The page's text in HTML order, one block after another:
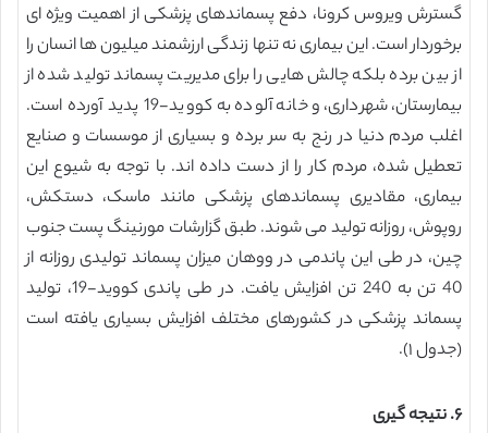
گسترش ویروس کرونا، دفع پسماندهای پزشکی از اهمیت ویژه ای
برخوردار است. این بیماری نه تنها زندگی ارزشمند میلیون ها انسان را
از بین برده بلکه چالش هایی را برای مدیریت پسماند تولید شده از
بیمارستان، شهرداری، و خانه آلوده به کووید-19 پدید آورده است.
اغلب مردم دنیا در رنج به سر برده و بسیاری از موسسات و صنایع
تعطیل شده، مردم کار را از دست داده اند. با توجه به شیوع این
بیماری، مقادیری پسماندهای پزشکی مانند ماسک، دستکش،
روپوش، روزانه تولید می شوند. طبق گزارشات مورنینگ پست جنوب
چین، در طی این پاندمی در ووهان میزان پسماند تولیدی روزانه از
40 تن به 240 تن افزایش یافت. در طی پاندی کووید-19، تولید
پسماند پزشکی در کشورهای مختلف افزایش بسیاری یافته است
(جدول ۱).
۶. نتیجه گیری